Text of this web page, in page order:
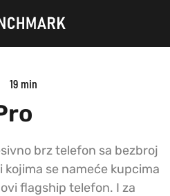
19 min
brz telefon sa bezbroj
se nameće kupcima
flagship telefon. I za